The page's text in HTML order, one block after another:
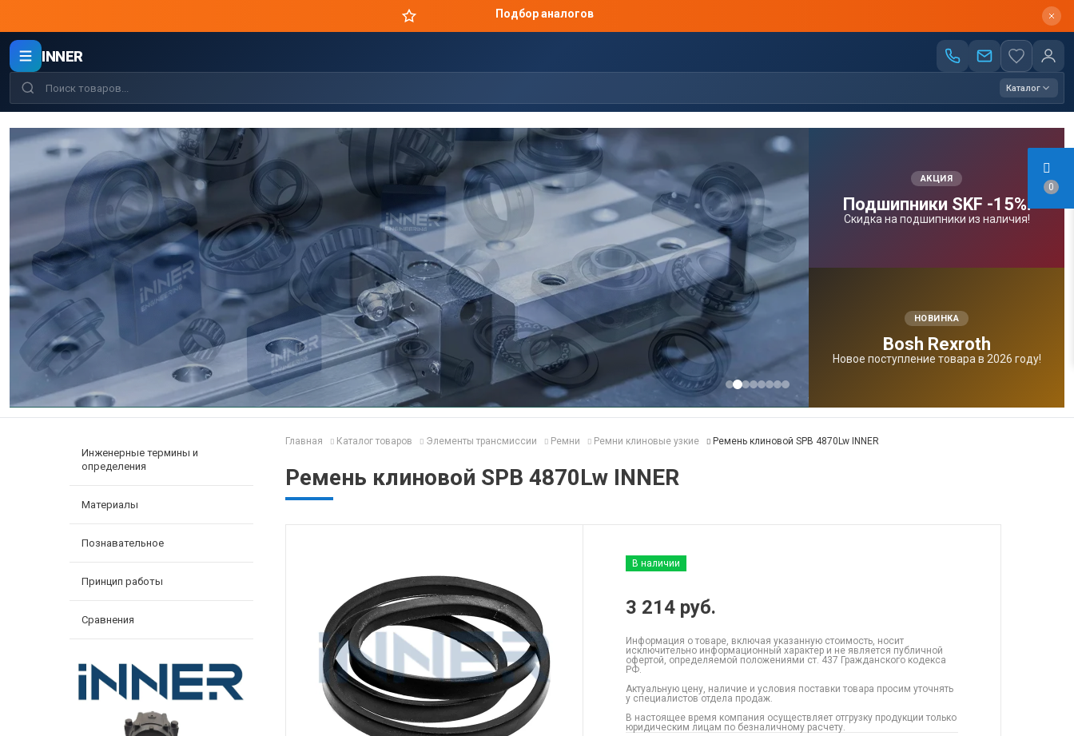
0
Цены производителя
INNER
Каталог
АКЦИЯ
Подшипники SKF -15%!
Скидка на подшипники из наличия!
НОВИНКА
Bosh Rexroth
Новое поступление товара в 2026 году!
Инженерные термины и
определения
Материалы
Познавательное
Принцип работы
Сравнения
Главная Каталог товаров Элементы трансмиссии Ремни Ремни клиновые узкие Ремень клиновой SPB 4870Lw INNER
Ремень клиновой SPB 4870Lw INNER
В наличии
3 214 руб.
Информация о товаре, включая указанную стоимость, носит
исключительно информационный характер и не является публичной
офертой, определяемой положениями ст. 437 Гражданского кодекса
РФ.
Актуальную цену, наличие и условия поставки товара просим уточнять
у специалистов отдела продаж.
В настоящее время компания осуществляет отгрузку продукции только
юридическим лицам по безналичному расчету.